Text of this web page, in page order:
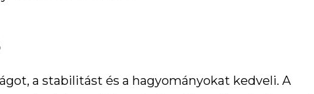
a stabilitást és a hagyományokat kedveli. A